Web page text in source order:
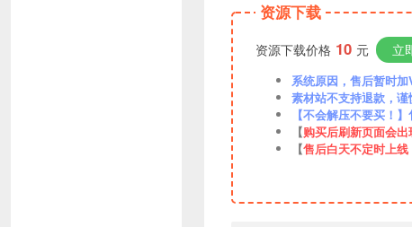
资源下载
资源下载价格 10 元 立
系统原因，售后暂时
素材站不支持退款，谨
【不会解压不要买！
【购买后刷新页面会
【售后白天不定时上